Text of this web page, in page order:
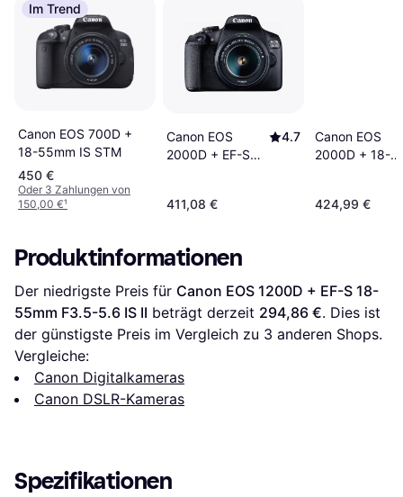
Im Trend
Canon EOS 700D +
18-55mm IS STM
450 €
Oder 3 Zahlungen von
150,00 €¹
Canon EOS
2000D + EF-S
4.7
411,08 €
Canon EOS
2000D + 18-
424,99 €
Produktinformationen
Der niedrigste Preis für Canon EOS 1200D + EF-S 18-
55mm F3.5-5.6 IS II beträgt derzeit 294,86 €. Dies ist
der günstigste Preis im Vergleich zu 3 anderen Shops.
Vergleiche:
Canon Digitalkameras
Canon DSLR-Kameras
Spezifikationen